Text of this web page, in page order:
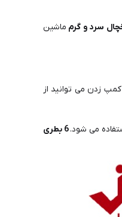
سرد و گرم ماشین
زدن می توانید از
می شود.
6 بطری